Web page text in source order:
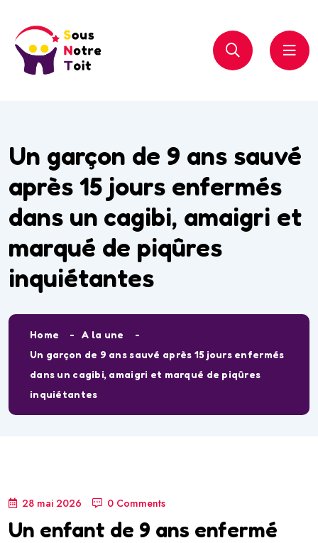
Un garçon de 9 ans sauvé
après 15 jours enfermés
dans un cagibi, amaigri et
marqué de piqûres
inquiétantes
Home
A la une
Un garçon de 9 ans sauvé après 15 jours enfermés
dans un cagibi, amaigri et marqué de piqûres
inquiétantes
28 mai 2026 0 Comments
Un enfant de 9 ans enfermé